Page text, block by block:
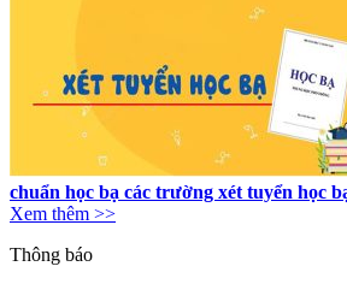
chuẩn học bạ các trường xét tuyển học
Xem thêm >>
Thông báo